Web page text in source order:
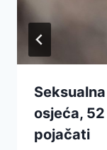
osjeća,
pojačati